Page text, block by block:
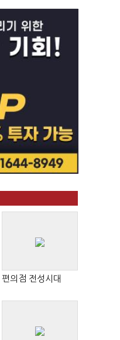
편의점 전성시대